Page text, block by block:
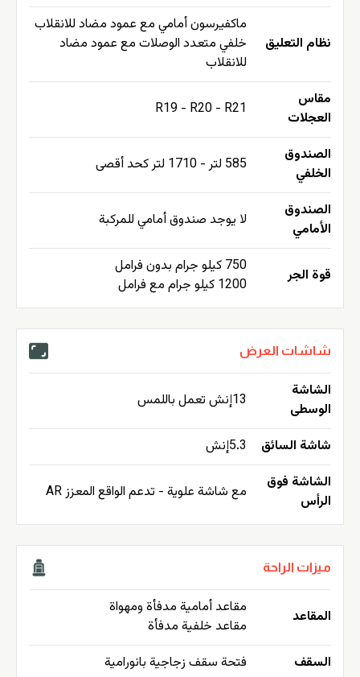
نظام التعليق
ماكفيرسون أمامي مع عمود مضاد للانقلاب
خلفي متعدد الوصلات مع عمود مضاد
للانقلاب
مقاس
العجلات
R19 - R20 - R21
الصندوق
الخلفي
585 لتر - 1710 لتر كحد أقصى
الصندوق
الأمامي
لا يوجد صندوق أمامي للمركبة
قوة الجر
750 كيلو جرام بدون فرامل
1200 كيلو جرام مع فرامل
شاشات العرض
الشاشة
الوسطى
13إنش تعمل باللمس
شاشة السائق
5.3إنش
الشاشة فوق
الرأس
مع شاشة علوية - تدعم الواقع المعزز AR
ميزات الراحة
المقاعد
مقاعد أمامية مدفأة ومهواة
مقاعد خلفية مدفأة
السقف
فتحة سقف زجاجية بانورامية